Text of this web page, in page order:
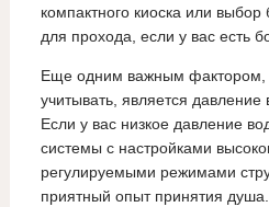
компактного киоска или
для прохода, если у вас есть
Еще одним важным фактором,
учитывать, является давление
Если у вас низкое давление
системы с настройками
регулируемыми режимами
приятный опыт принятия